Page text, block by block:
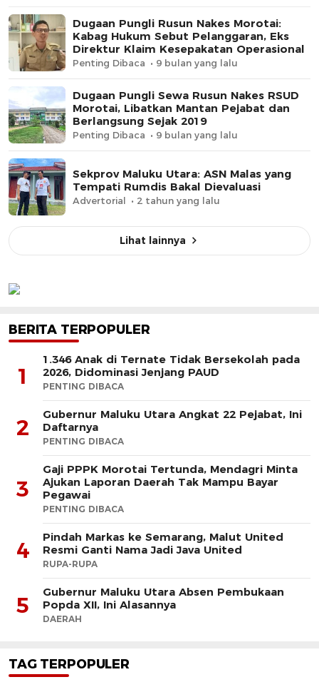
Dugaan Pungli Rusun Nakes Morotai:
Kabag Hukum Sebut Pelanggaran, Eks
Direktur Klaim Kesepakatan Operasional
Penting Dibaca 9 bulan yang lalu
Dugaan Pungli Sewa Rusun Nakes RSUD
Morotai, Libatkan Mantan Pejabat dan
Berlangsung Sejak 2019
Penting Dibaca 9 bulan yang lalu
Sekprov Maluku Utara: ASN Malas yang
Tempati Rumdis Bakal Dievaluasi
Advertorial 2 tahun yang lalu
Lihat lainnya
BERITA TERPOPULER
1
1.346 Anak di Ternate Tidak Bersekolah pada
2026, Didominasi Jenjang PAUD
PENTING DIBACA
2
Gubernur Maluku Utara Angkat 22 Pejabat, Ini
Daftarnya
PENTING DIBACA
3
Gaji PPPK Morotai Tertunda, Mendagri Minta
Ajukan Laporan Daerah Tak Mampu Bayar
Pegawai
PENTING DIBACA
4
Pindah Markas ke Semarang, Malut United
Resmi Ganti Nama Jadi Java United
RUPA-RUPA
5
Gubernur Maluku Utara Absen Pembukaan
Popda XII, Ini Alasannya
DAERAH
TAG TERPOPULER